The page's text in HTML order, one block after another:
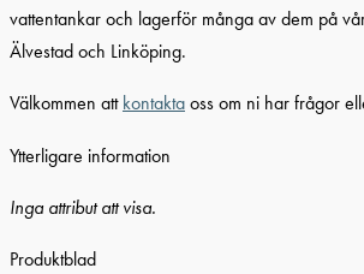
vattentankar och lagerför många av dem på
Älvestad och Linköping.
Välkommen attkontaktaoss om ni har frågor
Ytterligare information
Inga attribut att visa.
Produktblad